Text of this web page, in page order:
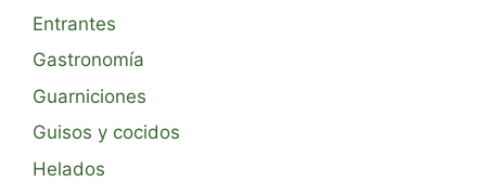
Entrantes
Gastronomía
Guarniciones
Guisos y cocidos
Helados